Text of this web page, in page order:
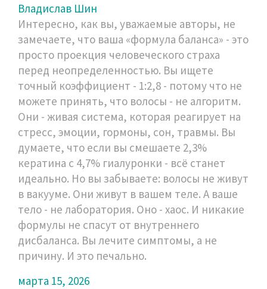
Владислав Шин
Интересно, как вы, уважаемые авторы, не
замечаете, что ваша «формула баланса» - это
просто проекция человеческого страха
перед неопределенностью. Вы ищете
точный коэффициент - 1:2,8 - потому что не
можете принять, что волосы - не алгоритм.
Они - живая система, которая реагирует на
стресс, эмоции, гормоны, сон, травмы. Вы
думаете, что если вы смешаете 2,3%
кератина с 4,7% гиалуронки - всё станет
идеально. Но вы забываете: волосы не живут
в вакууме. Они живут в вашем теле. А ваше
тело - не лаборатория. Оно - хаос. И никакие
формулы не спасут от внутреннего
дисбаланса. Вы лечите симптомы, а не
причину. И это печально.
марта 15, 2026